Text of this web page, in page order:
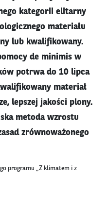
kategorii elitarny
materiału
lub kwalifikowany.
de minimis w
potrwa do 10 lipca
materiał
lepszej jakości plony.
metoda wzrostu
zrównoważonego
programu „Z klimatem i z